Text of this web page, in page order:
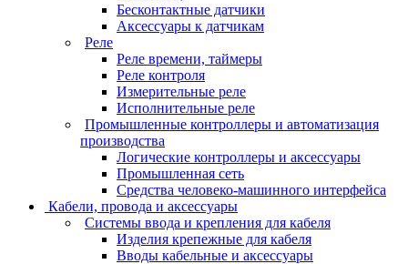
Бесконтактные датчики
Аксессуары к датчикам
Реле
Реле времени, таймеры
Реле контроля
Измерительные реле
Исполнительные реле
Промышленные контроллеры и автоматизация
производства
Логические контроллеры и аксессуары
Промышленная сеть
Средства человеко-машинного интерфейса
Кабели, провода и аксессуары
Системы ввода и крепления для кабеля
Изделия крепежные для кабеля
Вводы кабельные и аксессуары